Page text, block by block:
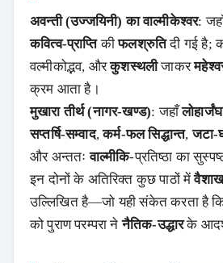
अवन्ती (उज्जयिनी) का वाल्मीकेश्वर:
कवित्व-प्राप्तिकीफलश्रुतिदी गई है;
वल्मीकोद्भव, औरकुशस्थलीजाकर
क्रम आता है।
मुखारा तीर्थ (नागर-खण्ड): जहाँलोहार्जंघ
सप्तर्षि-सम्वाद,कर्म-फल सिद्धान्त,जटा-
और अन्ततःवाल्मीकि-प्रतिष्ठा का
इन दोनों के अतिरिक्त कुछ पाठों में
उल्लिखित है—जो यही संकेत करता है
को पुराण परम्परा नेनैतिक-उद्धारके